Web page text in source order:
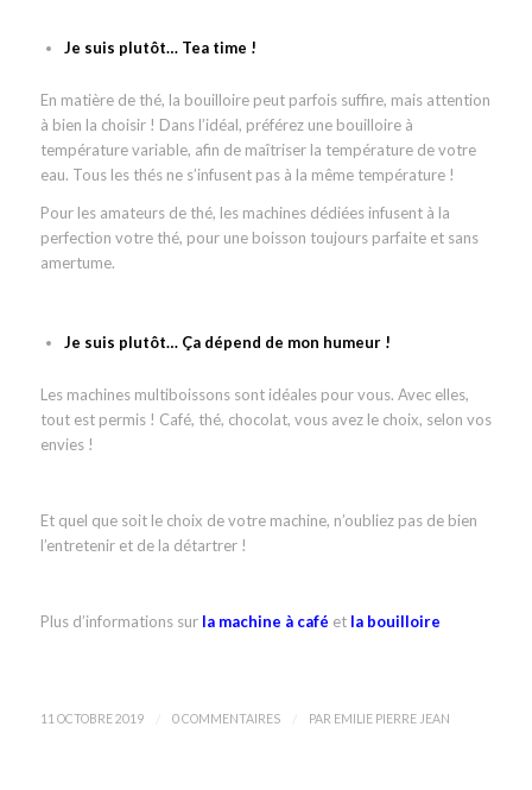
Je suis plutôt… Tea time !
En matière de thé, la bouilloire peut parfois suffire, mais attention
à bien la choisir ! Dans l’idéal, préférez une bouilloire à
température variable, afin de maîtriser la température de votre
eau. Tous les thés ne s’infusent pas à la même température !
Pour les amateurs de thé, les machines dédiées infusent à la
perfection votre thé, pour une boisson toujours parfaite et sans
amertume.
Je suis plutôt… Ça dépend de mon humeur !
Les machines multiboissons sont idéales pour vous. Avec elles,
tout est permis ! Café, thé, chocolat, vous avez le choix, selon vos
envies !
Et quel que soit le choix de votre machine, n’oubliez pas de bien
l’entretenir et de la détartrer !
Plus d’informations sur la machine à café et la bouilloire
11 OCTOBRE 2019 0 COMMENTAIRES PAR EMILIE PIERRE JEAN